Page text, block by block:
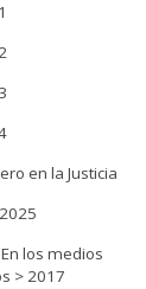
en la Justicia
los medios
> 2017